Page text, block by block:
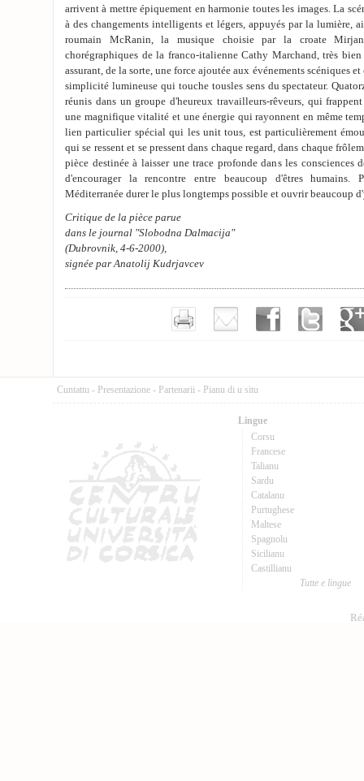
arrivent à mettre épiquement en harmonie toutes les images. La
à des changements intelligents et légers, appuyés par la lumière,
roumain McRanin, la musique choisie par la croate
chorégraphiques de la franco-italienne Cathy Marchand, très
assurant, de la sorte, une force ajoutée aux événements scéniques
simplicité lumineuse qui touche tousles sens du spectateur.
réunis dans un groupe d'heureux travailleurs-rêveurs, qui
une magnifique vitalité et une énergie qui rayonnent en même
lien particulier spécial qui les unit tous, est particulièrement
qui se ressent et se pressent dans chaque regard, dans chaque
pièce destinée à laisser une trace profonde dans les consciences
d'encourager la rencontre entre beaucoup d'êtres humains.
Méditerranée durer le plus longtemps possible et ouvrir beaucoup
Critique de la pièce parue
dans le journal "Slobodna Dalmacija"
(Dubrovnik, 4-6-2000),
signée par Anatolij Kudrjavcev
Cuntattu - Presentazione - Partenarii - Pianu di u situ
Lingue
Corsu
Francese
Talianu
Sardu
Catalanu
Purtughese
Maltese
Spagnolu
Sicilianu
Castillianu
Tutte e lingue